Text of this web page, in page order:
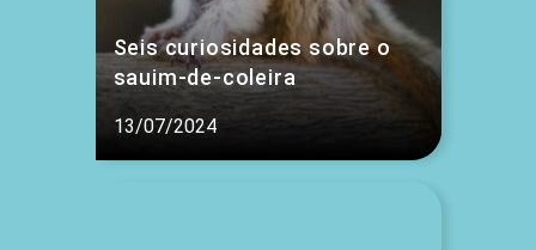
Seis curiosidades sobre o
sauim-de-coleira
13/07/2024